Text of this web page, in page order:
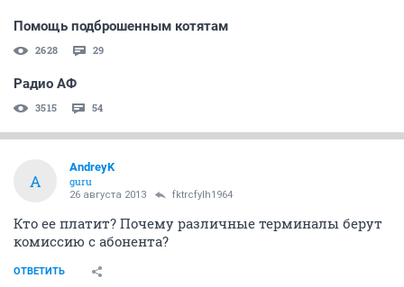
Помощь подброшенным котятам
2628 29
Радио АФ
3515 54
A
AndreyK
guru
26 августа 2013 fktrcfylh1964
Кто ее платит? Почему различные терминалы берут
комиссию с абонента?
ОТВЕТИТЬ